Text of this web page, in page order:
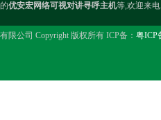
优安宏网络可视对讲寻呼主机等,欢迎来
限公司 Copyright 版权所有 ICP备： 粤ICP